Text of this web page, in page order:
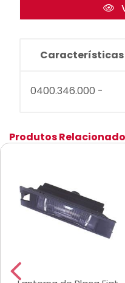
Características
0400.346.000 -
Produtos